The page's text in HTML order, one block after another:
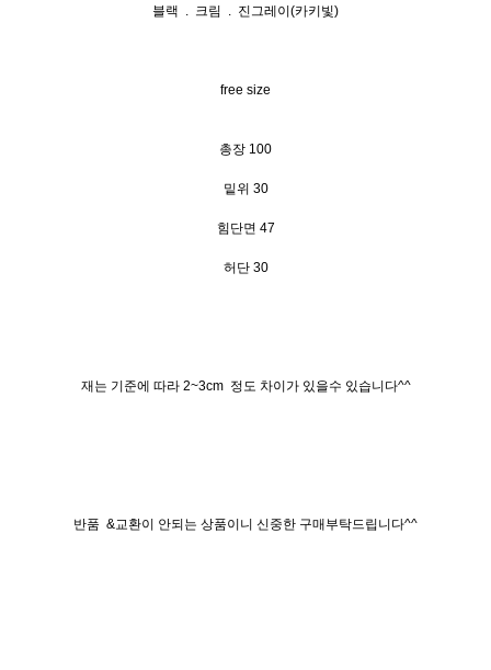
블랙 . 크림 . 진그레이(카키빛)
free size
총장 100
밑위 30
힘단면 47
허단 30
재는 기준에 따라 2~3cm 정도 차이가 있을수 있습니다^^
반품 &교환이 안되는 상품이니 신중한 구매부탁드립니다^^